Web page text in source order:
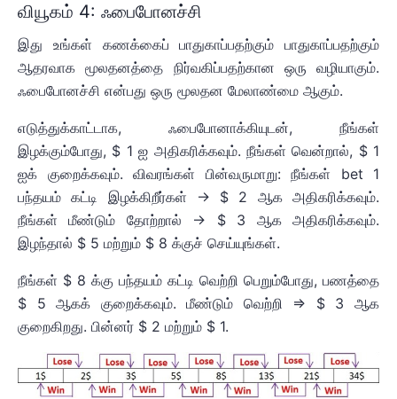
வியூகம் 4: ஃபைபோனச்சி
இது உங்கள் கணக்கைப் பாதுகாப்பதற்கும் பாதுகாப்பதற்கும்
ஆதரவாக மூலதனத்தை நிர்வகிப்பதற்கான ஒரு வழியாகும்.
ஃபைபோனச்சி என்பது ஒரு மூலதன மேலாண்மை ஆகும்.
எடுத்துக்காட்டாக, ஃபைபோனாக்கியுடன், நீங்கள்
இழக்கும்போது, $ 1 ஐ அதிகரிக்கவும். நீங்கள் வென்றால், $ 1
ஐக் குறைக்கவும். விவரங்கள் பின்வருமாறு: நீங்கள் bet 1
பந்தயம் கட்டி இழக்கிறீர்கள் -> $ 2 ஆக அதிகரிக்கவும்.
நீங்கள் மீண்டும் தோற்றால் -> $ 3 ஆக அதிகரிக்கவும்.
இழந்தால் $ 5 மற்றும் $ 8 க்குச் செய்யுங்கள்.
நீங்கள் $ 8 க்கு பந்தயம் கட்டி வெற்றி பெறும்போது, பணத்தை
$ 5 ஆகக் குறைக்கவும். மீண்டும் வெற்றி => $ 3 ஆக
குறைகிறது. பின்னர் $ 2 மற்றும் $ 1.